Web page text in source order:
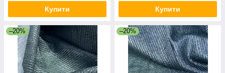
Купити Купити
–20% –20%